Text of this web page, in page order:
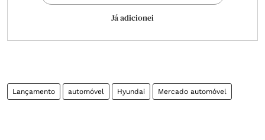
Já adicionei
Lançamento automóvel Hyundai Mercado automóvel